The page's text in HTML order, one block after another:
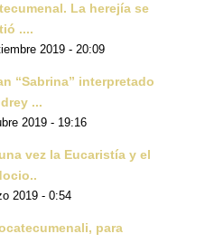
La herejía se
....
2019 - 20:09
“Sabrina” interpretado
...
2019 - 19:16
vez la Eucaristía y el
2019 - 0:54
para